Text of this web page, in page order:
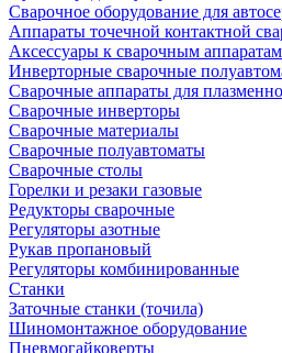
Сварочное оборудование для
Аппараты точечной контактной
Аксессуары к сварочным аппаратам
Инверторные сварочные
Сварочные аппараты для
Сварочные инверторы
Сварочные материалы
Сварочные полуавтоматы
Сварочные столы
Горелки и резаки газовые
Редукторы сварочные
Регуляторы азотные
Рукав пропановый
Регуляторы комбинированные
Станки
Заточные станки (точила)
Шиномонтажное оборудование
Пневмогайковерты